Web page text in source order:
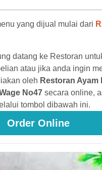
yang dijual mulai dari
datang ke Restoran
atau jika anda ingin
oleh Restoran Ayam
No47 secara online,
tombol dibawah ini.
Order Online